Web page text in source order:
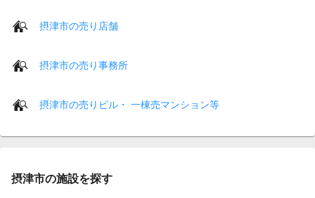
摂津市の売り店舗
摂津市の売り事務所
摂津市の売りビル・ 一棟売マンション等
摂津市の施設を探す